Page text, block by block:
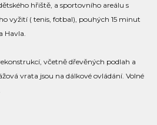
hřiště, a sportovního areálu s
vyžití ( tenis, fotbal), pouhých 15 minut
Havla.
včetně dřevěných podlah a
vrata jsou na dálkové ovládání. Volné